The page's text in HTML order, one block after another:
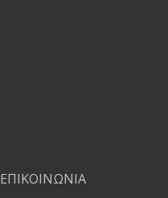
ΕΠΙΚΟΙΝΩΝΙΑ